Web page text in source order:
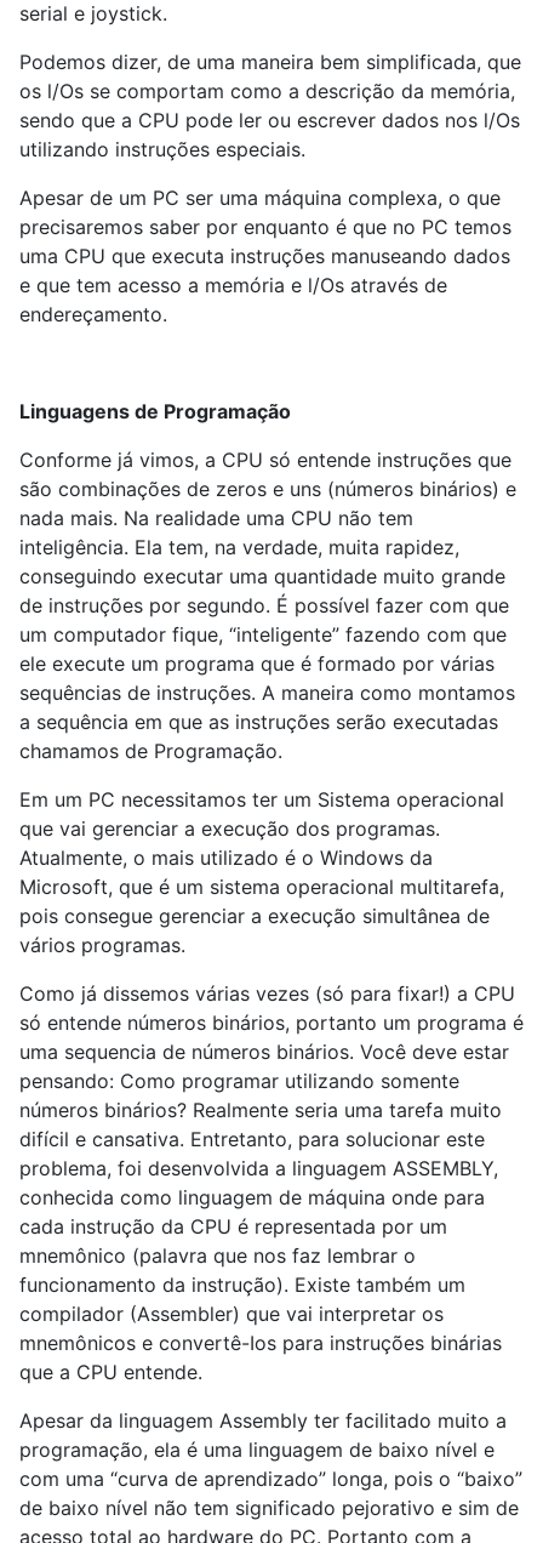
serial e joystick.
Podemos dizer, de uma maneira bem simplificada, que
os l/Os se comportam como a descrição da memória,
sendo que a CPU pode ler ou escrever dados nos l/Os
utilizando instruções especiais.
Apesar de um PC ser uma máquina complexa, o que
precisaremos saber por enquanto é que no PC temos
uma CPU que executa instruções manuseando dados
e que tem acesso a memória e l/Os através de
endereçamento.
Linguagens de Programação
Conforme já vimos, a CPU só entende instruções que
são combinações de zeros e uns (números binários) e
nada mais. Na realidade uma CPU não tem
inteligência. Ela tem, na verdade, muita rapidez,
conseguindo executar uma quantidade muito grande
de instruções por segundo. É possível fazer com que
um computador fique, “inteligente” fazendo com que
ele execute um programa que é formado por várias
sequências de instruções. A maneira como montamos
a sequência em que as instruções serão executadas
chamamos de Programação.
Em um PC necessitamos ter um Sistema operacional
que vai gerenciar a execução dos programas.
Atualmente, o mais utilizado é o Windows da
Microsoft, que é um sistema operacional multitarefa,
pois consegue gerenciar a execução simultânea de
vários programas.
Como já dissemos várias vezes (só para fixar!) a CPU
só entende números binários, portanto um programa é
uma sequencia de números binários. Você deve estar
pensando: Como programar utilizando somente
números binários? Realmente seria uma tarefa muito
difícil e cansativa. Entretanto, para solucionar este
problema, foi desenvolvida a linguagem ASSEMBLY,
conhecida como linguagem de máquina onde para
cada instrução da CPU é representada por um
mnemônico (palavra que nos faz lembrar o
funcionamento da instrução). Existe também um
compilador (Assembler) que vai interpretar os
mnemônicos e convertê-Ios para instruções binárias
que a CPU entende.
Apesar da linguagem Assembly ter facilitado muito a
programação, ela é uma linguagem de baixo nível e
com uma “curva de aprendizado” longa, pois o “baixo”
de baixo nível não tem significado pejorativo e sim de
acesso total ao hardware do PC. Portanto com a